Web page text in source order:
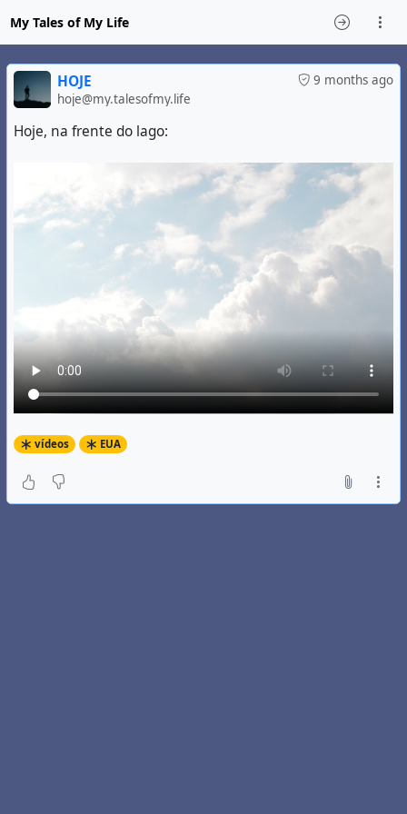
My Tales of My Life
9 months ago
HOJE
hoje@my.talesofmy.life
Hoje, na frente do lago:
vídeos EUA